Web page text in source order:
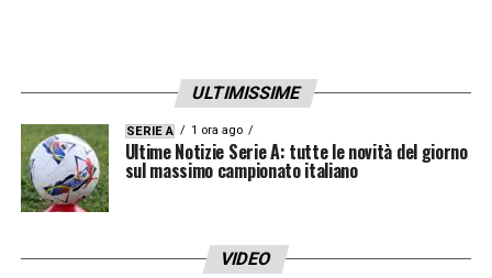
ULTIMISSIME
SERIE A 1 ora ago
Ultime Notizie Serie A: tutte le novità del giorno
sul massimo campionato italiano
VIDEO